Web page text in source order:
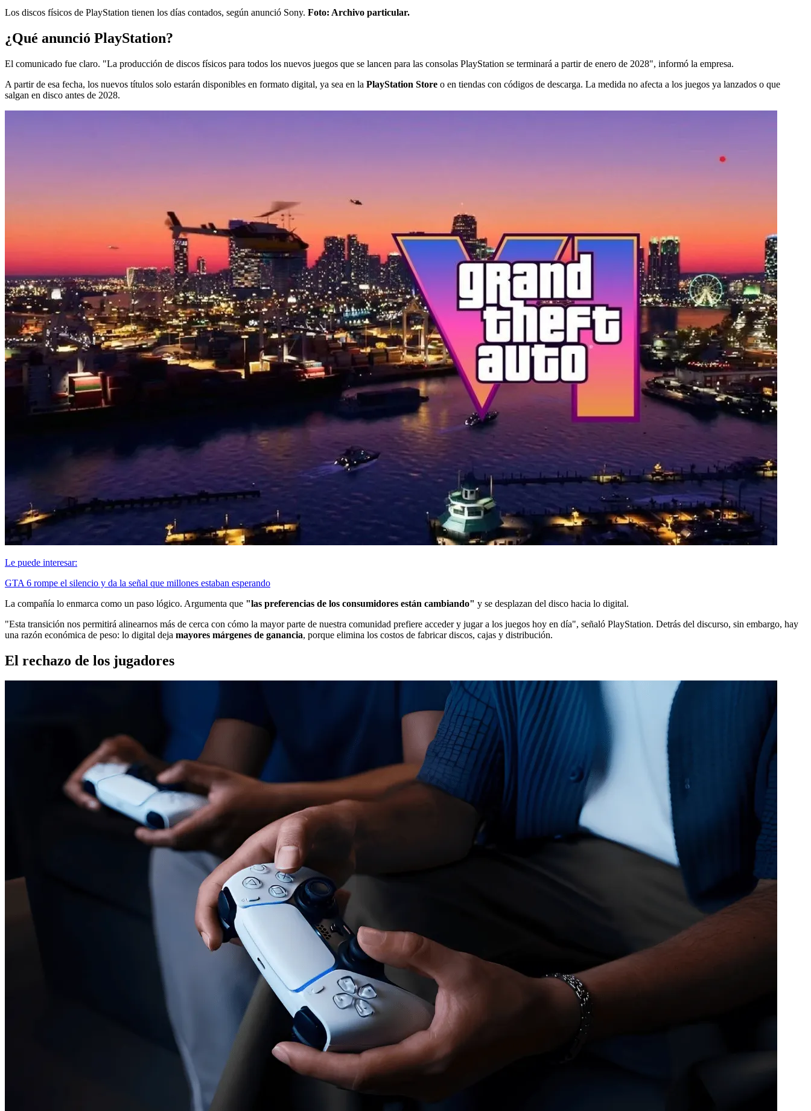
Los discos físicos de PlayStation tienen los días contados, según anunció Sony. Foto: Archivo particular.
¿Qué anunció PlayStation?
El comunicado fue claro. "La producción de discos físicos para todos los nuevos juegos que se lancen para las consolas PlayStation se terminará a partir de enero de 2028", informó la empresa.
A partir de esa fecha, los nuevos títulos solo estarán disponibles en formato digital, ya sea en la PlayStation Store o en tiendas con códigos de descarga. La medida no afecta a los juegos ya lanzados o que
salgan en disco antes de 2028.
Le puede interesar:
GTA 6 rompe el silencio y da la señal que millones estaban esperando
La compañía lo enmarca como un paso lógico. Argumenta que "las preferencias de los consumidores están cambiando" y se desplazan del disco hacia lo digital.
"Esta transición nos permitirá alinearnos más de cerca con cómo la mayor parte de nuestra comunidad prefiere acceder y jugar a los juegos hoy en día", señaló PlayStation. Detrás del discurso, sin embargo, hay
una razón económica de peso: lo digital deja mayores márgenes de ganancia, porque elimina los costos de fabricar discos, cajas y distribución.
El rechazo de los jugadores